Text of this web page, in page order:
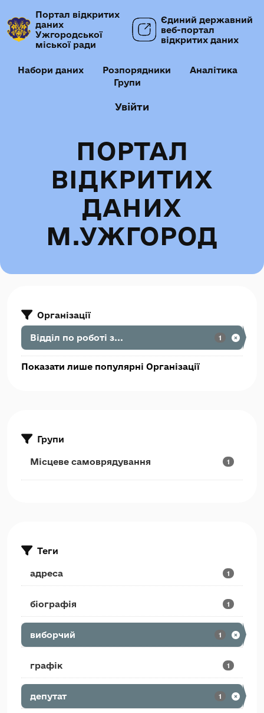
Портал відкритих
даних
Ужгородської
міської ради
Єдиний державний
веб-портал
відкритих даних
Набори даних Розпорядники
Аналітика
Групи
Увійти
ПОРТАЛ
ВІДКРИТИХ
ДАНИХ
М.УЖГОРОД
Організації
Відділ по роботі з... 1
Показати лише популярні Організації
Групи
Місцеве самоврядування 1
Теги
адреса 1
біографія 1
виборчий 1
графік 1
депутат 1